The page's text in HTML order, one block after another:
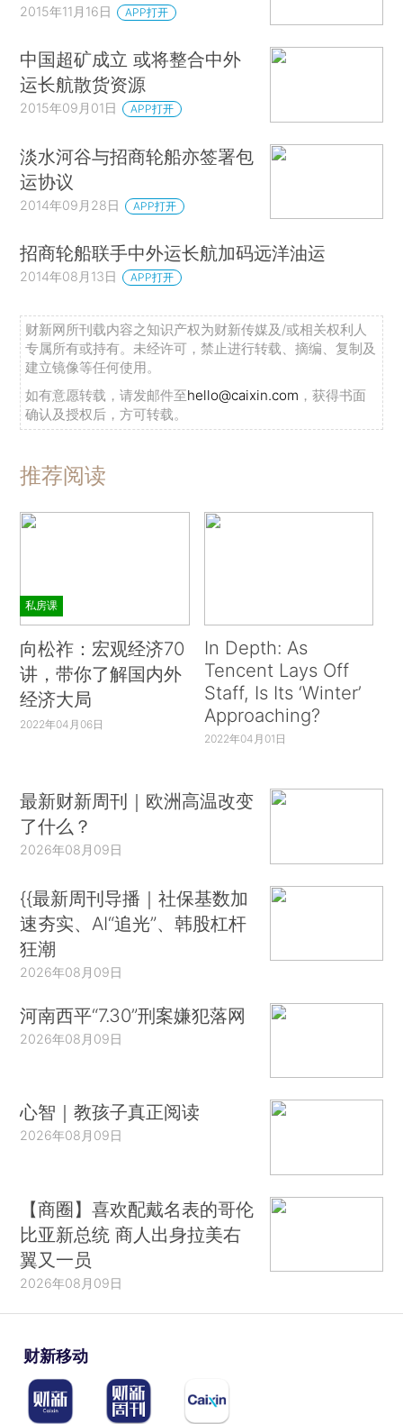
2015年11月16日 APP打开
中国超矿成立 或将整合中外
运长航散货资源
2015年09月01日 APP打开
淡水河谷与招商轮船亦签署包
运协议
2014年09月28日 APP打开
招商轮船联手中外运长航加码远洋油运
2014年08月13日 APP打开
财新网所刊载内容之知识产权为财新传媒及/或相关权利人
专属所有或持有。未经许可，禁止进行转载、摘编、复制及
建立镜像等任何使用。
如有意愿转载，请发邮件至hello@caixin.com ，获得书面
确认及授权后，方可转载。
推荐阅读
私房课
向松祚：宏观经济70
讲，带你了解国内外
经济大局
2022年04月06日
In Depth: As
Tencent Lays Off
Staff, Is Its ‘Winter’
Approaching?
2022年04月01日
最新财新周刊｜欧洲高温改变
了什么？
2026年08月09日
{{最新周刊导播｜社保基数加
速夯实、AI“追光”、韩股杠杆
狂潮
2026年08月09日
河南西平“7.30”刑案嫌犯落网
2026年08月09日
心智｜教孩子真正阅读
2026年08月09日
【商圈】喜欢配戴名表的哥伦
比亚新总统 商人出身拉美右
翼又一员
2026年08月09日
财新移动